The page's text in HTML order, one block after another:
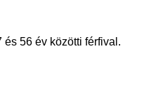
56 év közötti férfival.